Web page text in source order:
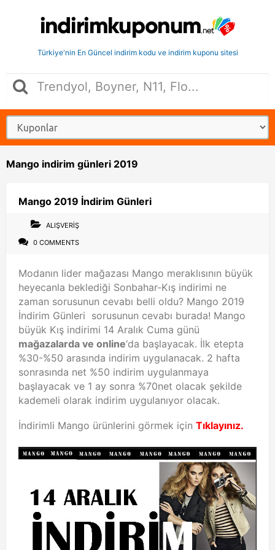
Türkiye'nin En Güncel indirim kodu ve indirim kuponu sitesi
Mango indirim günleri 2019
Mango 2019 İndirim Günleri
ALIŞVERIŞ
0 COMMENTS
Modanın lider mağazası Mango meraklısının büyük
heyecanla beklediği Sonbahar-Kış indirimi ne
zaman sorusunun cevabı belli oldu? Mango 2019
İndirim Günleri sorusunun cevabı burada! Mango
büyük Kış indirimi 14 Aralık Cuma günü
mağazalarda ve online‘da başlayacak. İlk etepta
%30-%50 arasında indirim uygulanacak. 2 hafta
sonrasında net %50 indirim uygulanmaya
başlayacak ve 1 ay sonra %70net olacak şekilde
kademeli olarak indirim uygulanıyor olacak.
İndirimli Mango ürünlerini görmek için Tıklayınız.